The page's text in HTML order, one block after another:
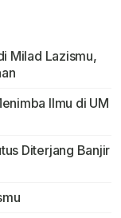
Milad Lazismu,
Ilmu di UM
Diterjang Banjir